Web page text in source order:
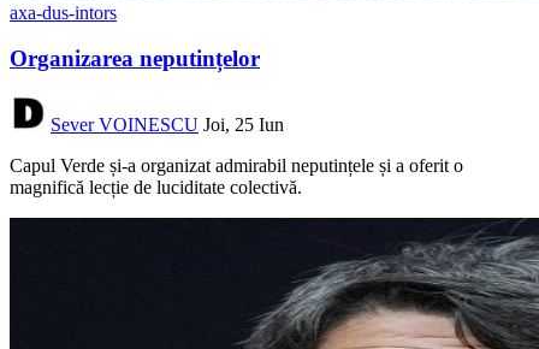
axa-dus-intors
Organizarea neputințelor
Sever VOINESCU Joi, 25 Iun
Capul Verde și-a organizat admirabil neputințele și a oferit o
magnifică lecție de luciditate colectivă.